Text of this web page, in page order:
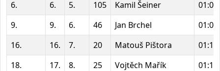
6. 6. 5. 105 Kamil Šeiner
9.
9. 6. 46 Jan Brchel
16.
16. 7. 20 Matouš Pištora
18.
17. 8. 25 Vojtěch Mařík